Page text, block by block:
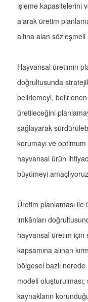
işleme kapasitelerini
alarak üretim
altına alan sözleşmeli
Hayvansal üretimin
doğrultusunda
belirlemeyi,
üretileceğini
sağlayarak
korumayı ve
hayvansal ürün
büyümeyi
Üretim planlaması
imkânları
hayvansal üretim
kapsamına alınan
bölgesel bazlı
modeli
kaynakların